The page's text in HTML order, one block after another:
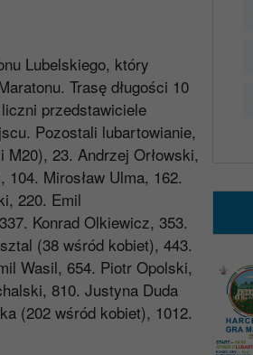
Lubelskiego, który
Trasę długości 10
przedstawiciele
Pozostali lubartowianie,
23. Andrzej Orłowski,
Mirosław Ulma, 162.
220. Emil
Konrad Olkiewicz, 353.
(38 wśród kobiet), 443.
Wasil, 654. Piotr Opolski,
810. Justyna Duda
(202 wśród kobiet), 1012.